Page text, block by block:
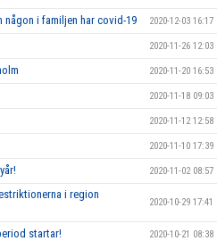
någon i familjen har covid-19
2020-12-03 16:17
2020-11-26 12:03
2020-11-20 16:53
2020-11-18 09:03
2020-11-12 12:58
2020-11-10 17:39
2020-11-02 08:57
i region
2020-10-29 17:41
startar! 2020-10-21 08:38